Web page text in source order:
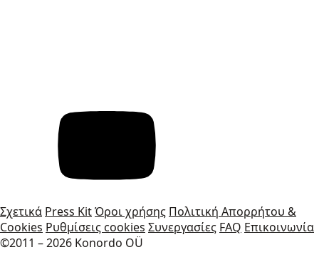
Σχετικά Press KitΌροι χρήσης Πολιτική Απορρήτου &
Cookies Ρυθμίσεις cookies Συνεργασίες FAQ Επικοινωνία
©2011 – 2026 Konordo OÜ